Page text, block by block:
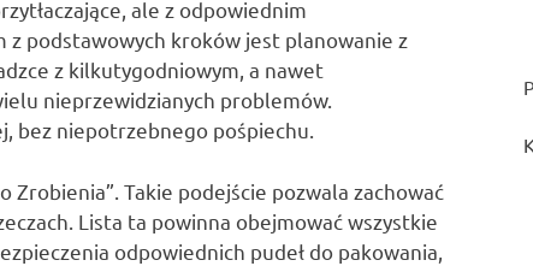
ale z odpowiednim
z podstawowych kroków jest planowanie z
z kilkutygodniowym, a nawet
nieprzewidzianych problemów.
bez niepotrzebnego pośpiechu.
Takie podejście pozwala zachować
Lista ta powinna obejmować wszystkie
odpowiednich pudeł do pakowania,